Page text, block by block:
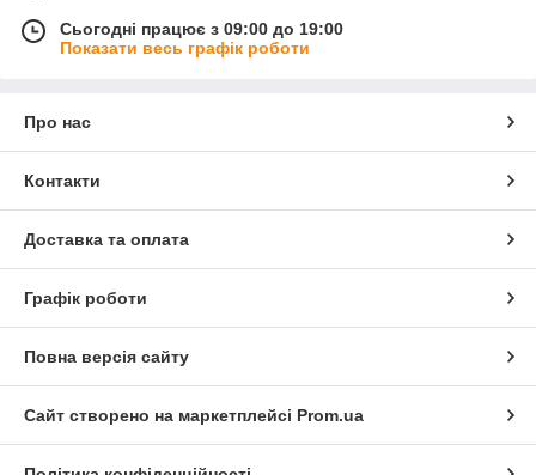
Сьогодні працює з 09:00 до 19:00
Показати весь графік роботи
Про нас
Контакти
Доставка та оплата
Графік роботи
Повна версія сайту
Сайт створено на маркетплейсі Prom.ua